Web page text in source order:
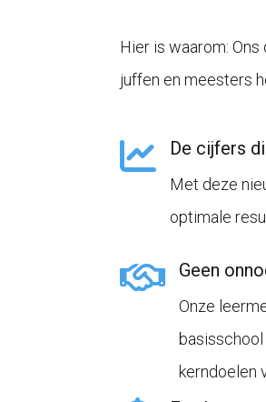
Hier is waarom:
juffen en meesters
De cijfers
Met deze
optimale
Geen
Onze
kerndoelen